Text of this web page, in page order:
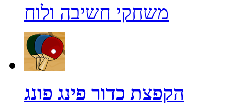
משחקי חשיבה ולוח
הקפצת כדור פינג פונג